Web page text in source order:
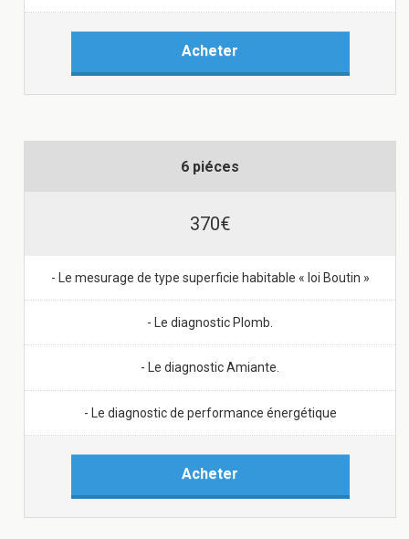
Acheter
6 piéces
370€
- Le mesurage de type superficie habitable « loi Boutin »
- Le diagnostic Plomb.
- Le diagnostic Amiante.
- Le diagnostic de performance énergétique
Acheter